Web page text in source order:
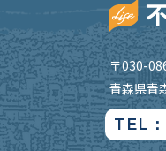
〒030-
青森県青
TEL